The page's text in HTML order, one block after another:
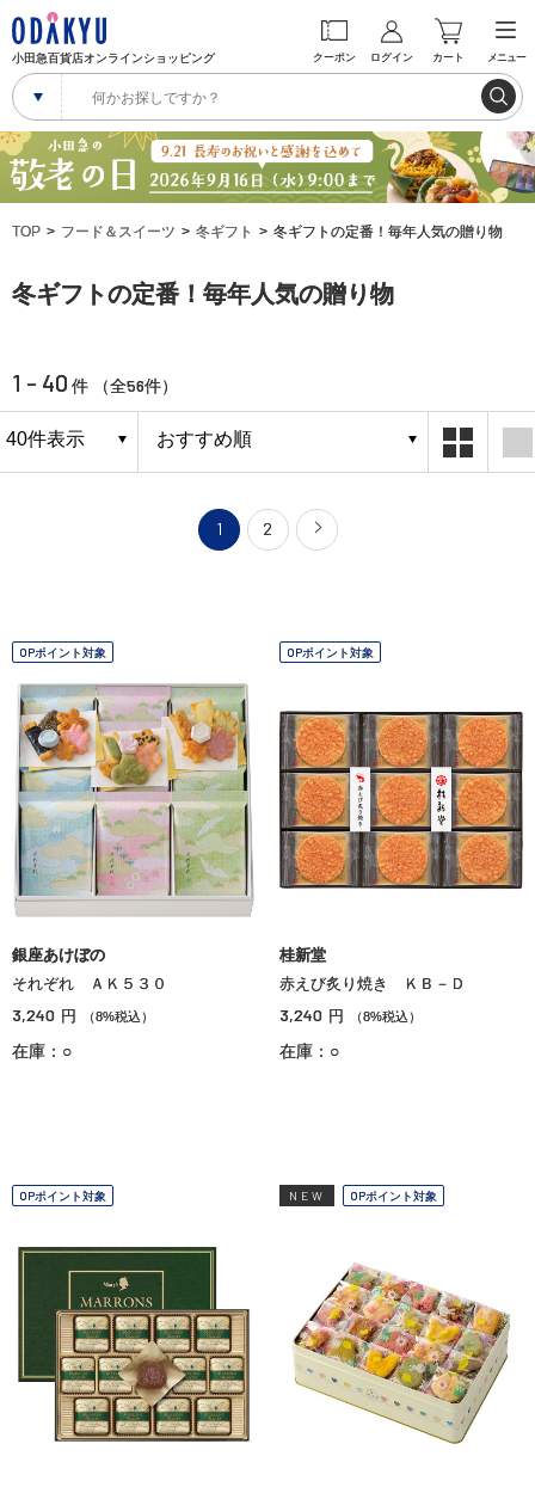
小田急百貨店オンラインショッピング クーポン ログイン カート メニュー
TOP フード＆スイーツ 冬ギフト 冬ギフトの定番！毎年人気の贈り物
冬ギフトの定番！毎年人気の贈り物
1 - 40 件 （全56件）
1 2
OPポイント対象
銀座あけぼの
それぞれ ＡＫ５３０
3,240 円 （8%税込）
在庫：○
OPポイント対象
桂新堂
赤えび炙り焼き ＫＢ－Ｄ
3,240 円 （8%税込）
在庫：○
OPポイント対象 NEW OPポイント対象